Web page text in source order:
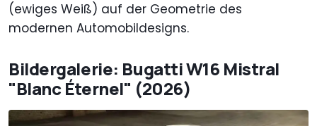
(ewiges Weiß) auf der Geometrie des
modernen Automobildesigns.
Bildergalerie: Bugatti W16 Mistral
"Blanc Éternel" (2026)